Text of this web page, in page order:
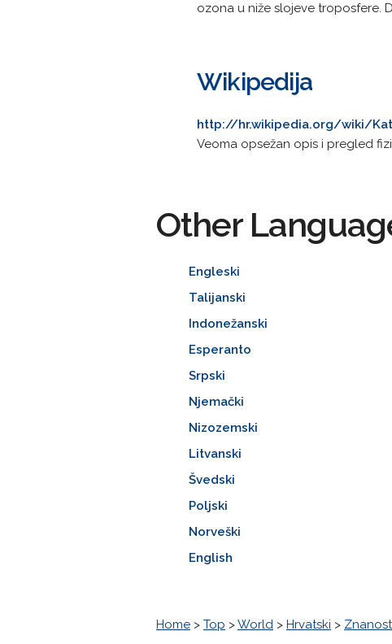
ozona u niže slojeve troposfere.
Wikipedija
http://hr.wikipedia.org/wiki/
Veoma opsežan opis i pregled
Other
Engleski
Talijanski
Indonežanski
Esperanto
Srpski
Njemački
Nizozemski
Litvanski
Švedski
Poljski
Norveški
English
Home > Top >World > Hrvatski > Znanost